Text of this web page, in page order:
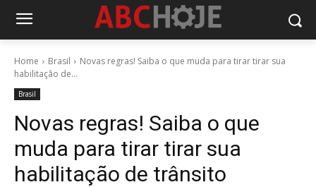
Home Brasil
Novas regras! Saiba o que muda para tirar tirar sua
habilitação de...
Brasil
Novas regras! Saiba o que
muda para tirar tirar sua
habilitação de trânsito